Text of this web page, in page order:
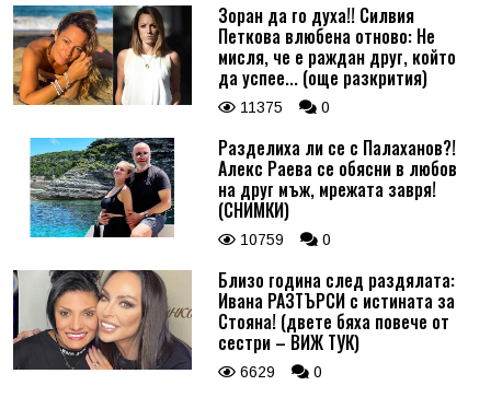
Зоран да го духа!! Силвия
Петкова влюбена отново: Не
мисля, че е раждан друг, който
да успее... (още разкрития)
11375 0
Разделиха ли се с Палаханов?!
Алекс Раева се обясни в любов
на друг мъж, мрежата завря!
(СНИМКИ)
10759 0
Близо година след раздялата:
Ивана РАЗТЪРСИ с истината за
Стояна! (двете бяха повече от
сестри – ВИЖ ТУК)
6629 0